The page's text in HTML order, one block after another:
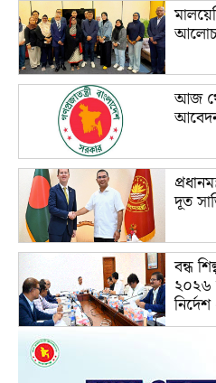
আজ
দূত
বন্ধ
২০২৬
নির্দেশ